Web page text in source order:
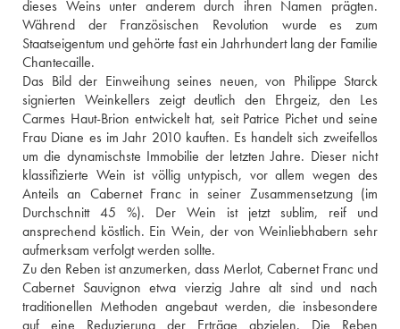
dieses Weins unter anderem durch ihren Namen prägten.
Während der Französischen Revolution wurde es zum
Staatseigentum und gehörte fast ein Jahrhundert lang der Familie
Chantecaille.
Das Bild der Einweihung seines neuen, von Philippe Starck
signierten Weinkellers zeigt deutlich den Ehrgeiz, den Les
Carmes Haut-Brion entwickelt hat, seit Patrice Pichet und seine
Frau Diane es im Jahr 2010 kauften. Es handelt sich zweifellos
um die dynamischste Immobilie der letzten Jahre. Dieser nicht
klassifizierte Wein ist völlig untypisch, vor allem wegen des
Anteils an Cabernet Franc in seiner Zusammensetzung (im
Durchschnitt 45 %). Der Wein ist jetzt sublim, reif und
ansprechend köstlich. Ein Wein, der von Weinliebhabern sehr
aufmerksam verfolgt werden sollte.
Zu den Reben ist anzumerken, dass Merlot, Cabernet Franc und
Cabernet Sauvignon etwa vierzig Jahre alt sind und nach
traditionellen Methoden angebaut werden, die insbesondere
auf eine Reduzierung der Erträge abzielen. Die Reben